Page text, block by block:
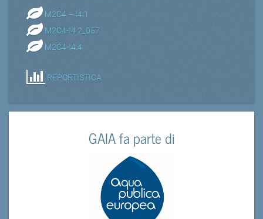
M2C4 – I4.1
M2C4-I4.2_057
M2C4-I4.4
REPORTISTICA
GAIA fa parte di